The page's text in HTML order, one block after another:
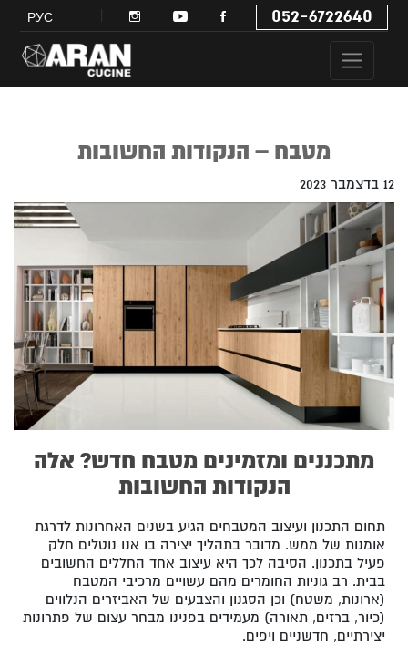
РУС 052-6722640
מטבח – הנקודות החשובות
12 בדצמבר 2023
מתכננים ומזמינים מטבח חדש? אלה
הנקודות החשובות
תחום התכנון ועיצוב המטבחים הגיע בשנים האחרונות לדרגת
אומנות של ממש. מדובר בתהליך יצירה בו אנו נוטלים חלק
פעיל בתכנון. הסיבה לכך היא עיצוב אחד החללים החשובים
בבית. רב גוניות החומרים מהם עשויים מרכיבי המטבח
(ארונות, משטח) וכן הסגנון והצבעים של האביזרים הנלווים
(כיור, ברזים, תאורה) מעמידים בפנינו מבחר עצום של פתרונות
יצירתיים, חדשניים ויפים.